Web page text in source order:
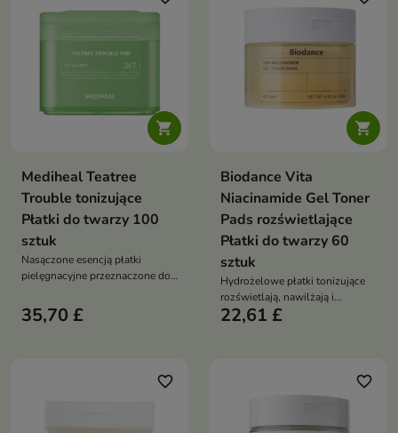

Mediheal Teatree
Trouble tonizujące
Płatki do twarzy 100
sztuk
Nasączone esencją płatki
pielęgnacyjne przeznaczone do
mieszanej, tłustej oraz
problematycznej.
35,70 £

Biodance Vita
Niacinamide Gel Toner
Pads rozświetlające
Płatki do twarzy 60
sztuk
Hydrożelowe płatki tonizujące
rozświetlają, nawilżają i
wspierają wyrównanie kolorytu
wodą ananasową 107 800 ppm,
glutationem i kompleksem
oraz przywraca cerze promienny
22,61 £
favorite_border favorite_border